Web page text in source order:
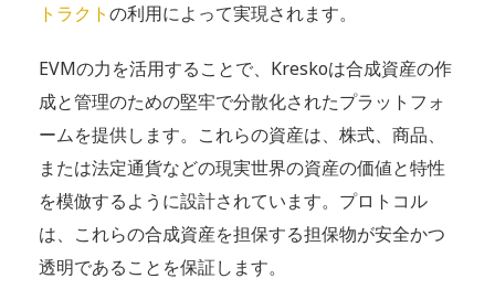
トラクトの利用によって実現されます。
EVMの力を活用することで、Kreskoは合成資産の作
成と管理のための堅牢で分散化されたプラットフォ
ームを提供します。これらの資産は、株式、商品、
または法定通貨などの現実世界の資産の価値と特性
を模倣するように設計されています。プロトコル
は、これらの合成資産を担保する担保物が安全かつ
透明であることを保証します。